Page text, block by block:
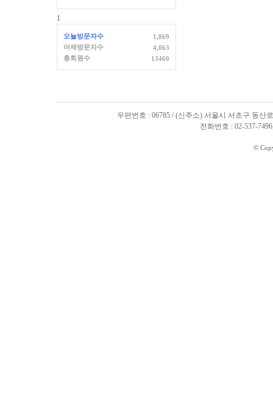
1
오늘방문자수
1,869
어제방문자수
4,063
총회원수
13460
우편번호 : 06785 / (신주소) 서울시 서초구 동산
전화번호 : 02-537-
©